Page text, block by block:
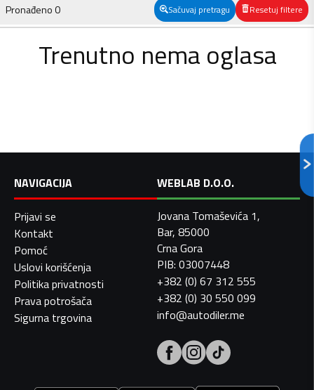
Pronađeno0 Sačuvaj pretragu Resetuj filtere
Trenutno nema oglasa
NAVIGACIJA
Prijavi se
Kontakt
Pomoć
Uslovi korišćenja
Politika privatnosti
Prava potrošača
Sigurna trgovina
WEBLAB D.O.O.
Jovana Tomaševića 1,
Bar, 85000
Crna Gora
PIB: 03007448
+382 (0) 67 312 555
+382 (0) 30 550 099
info@autodiler.me